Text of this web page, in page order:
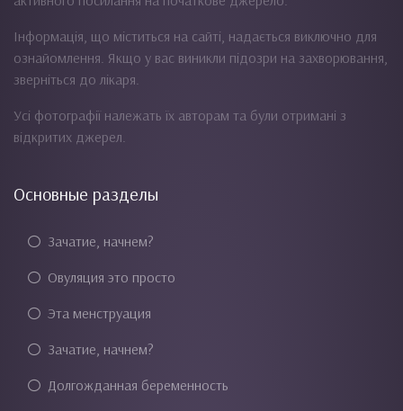
Інформація, що міститься на сайті, надається виключно для
ознайомлення. Якщо у вас виникли підозри на захворювання,
зверніться до лікаря.
Усі фотографії належать їх авторам та були отримані з
відкритих джерел.
Основные разделы
Зачатие, начнем?
Овуляция это просто
Эта менструация
Зачатие, начнем?
Долгожданная беременность